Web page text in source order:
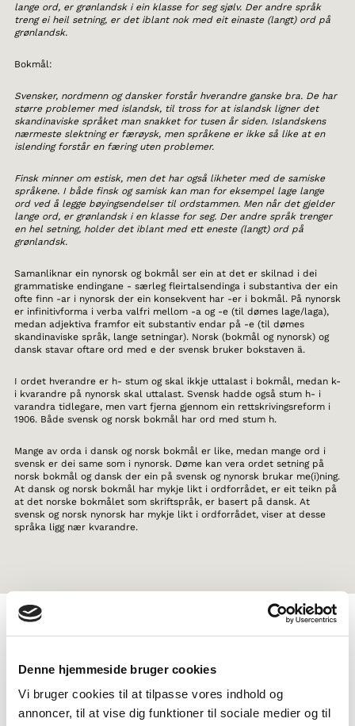
Denne hjemmeside bruger cookies
Vi bruger cookies til at tilpasse vores indhold og
annoncer, til at vise dig funktioner til sociale medier og til
6.-7. klasse 8.-10. klasse Språk
Dokumentarfilm
Kunnskap om nordisk språk
1-3 skuletimar
lange ord, er grønlandsk i ein klasse for seg sjølv. Der andre språk
treng ei heil setning, er det iblant nok med eit einaste (langt) ord på
grønlandsk.
Bokmål:
Svensker, nordmenn og dansker forstår hverandre ganske bra. De har
større problemer med islandsk, til tross for at islandsk ligner det
skandinaviske språket man snakket for tusen år siden. Islandskens
nærmeste slektning er færøysk, men språkene er ikke så like at en
islending forstår en færing uten problemer.
Finsk minner om estisk, men det har også likheter med de samiske
språkene. I både finsk og samisk kan man for eksempel lage lange
ord ved å legge bøyingsendelser til ordstammen. Men når det gjelder
lange ord, er grønlandsk i en klasse for seg. Der andre språk trenger
en hel setning, holder det iblant med ett eneste (langt) ord på
grønlandsk.
Samanliknar ein nynorsk og bokmål ser ein at det er skilnad i dei
grammatiske endingane - særleg fleirtalsendinga i substantiva der ein
ofte finn -ar i nynorsk der ein konsekvent har -er i bokmål. På nynorsk
er infinitivforma i verba valfri mellom -a og -e (til dømes lage/laga),
medan adjektiva framfor eit substantiv endar på -e (til dømes
skandinaviske språk, lange setningar). Norsk (bokmål og nynorsk) og
dansk stavar oftare ord med e der svensk bruker bokstaven ä.
I ordet hverandre er h- stum og skal ikkje uttalast i bokmål, medan k-
i kvarandre på nynorsk skal uttalast. Svensk hadde også stum h- i
varandra tidlegare, men vart fjerna gjennom ein rettskrivingsreform i
1906. Både svensk og norsk bokmål har ord med stum h.
Mange av orda i dansk og norsk bokmål er like, medan mange ord i
svensk er dei same som i nynorsk. Døme kan vera ordet setning på
norsk bokmål og dansk der ein på svensk og nynorsk brukar me(i)ning.
At dansk og norsk bokmål har mykje likt i ordforrådet, er eit teikn på
at det norske bokmålet som skriftspråk, er basert på dansk. At
svensk og norsk nynorsk har mykje likt i ordforrådet, viser at desse
språka ligg nær kvarandre.